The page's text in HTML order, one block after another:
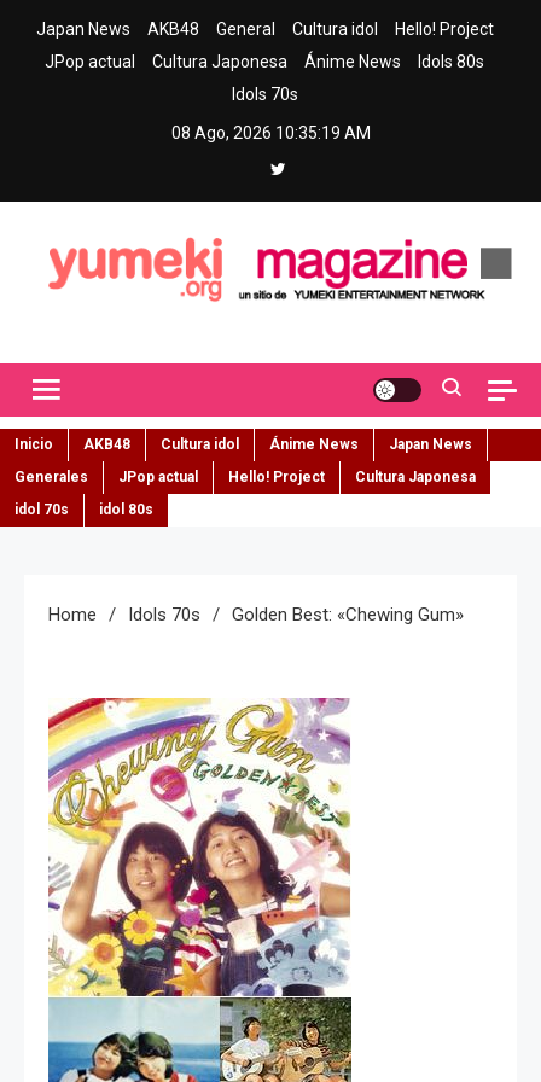
Japan News AKB48 General Cultura idol
Hello! Project
JPop actual
Cultura Japonesa Ánime News
Idols 80s
Idols 70s
08 Ago, 2026 10:35:20 AM
Inicio AKB48 Cultura idol Ánime News
Japan News
Generales
JPop actual Hello! Project
Cultura Japonesa
idol 70s
idol 80s
Home Idols 70s Golden Best: «Chewing Gum»